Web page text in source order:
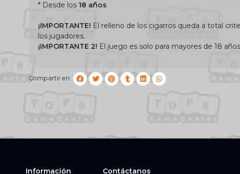
* Desde los 18 años
¡IMPORTANTE! El relleno de los cigarros queda a total
los jugadores.
¡IMPORTANTE 2! El juego es solo para mayores de 18
Compartir en:
Información Contáctanos